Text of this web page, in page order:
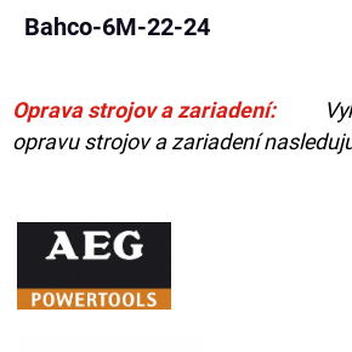
Bahco-6M-22-24
Oprava strojov a zariadení:
opravu strojov a zariadení